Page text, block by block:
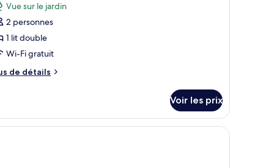
:
Vue sur le jardin
2 personnes
1 lit double
Wi-Fi gratuit
de détails
Voir les prix